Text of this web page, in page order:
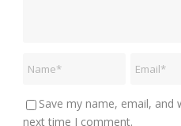
Save my name, email,
next time I comment.